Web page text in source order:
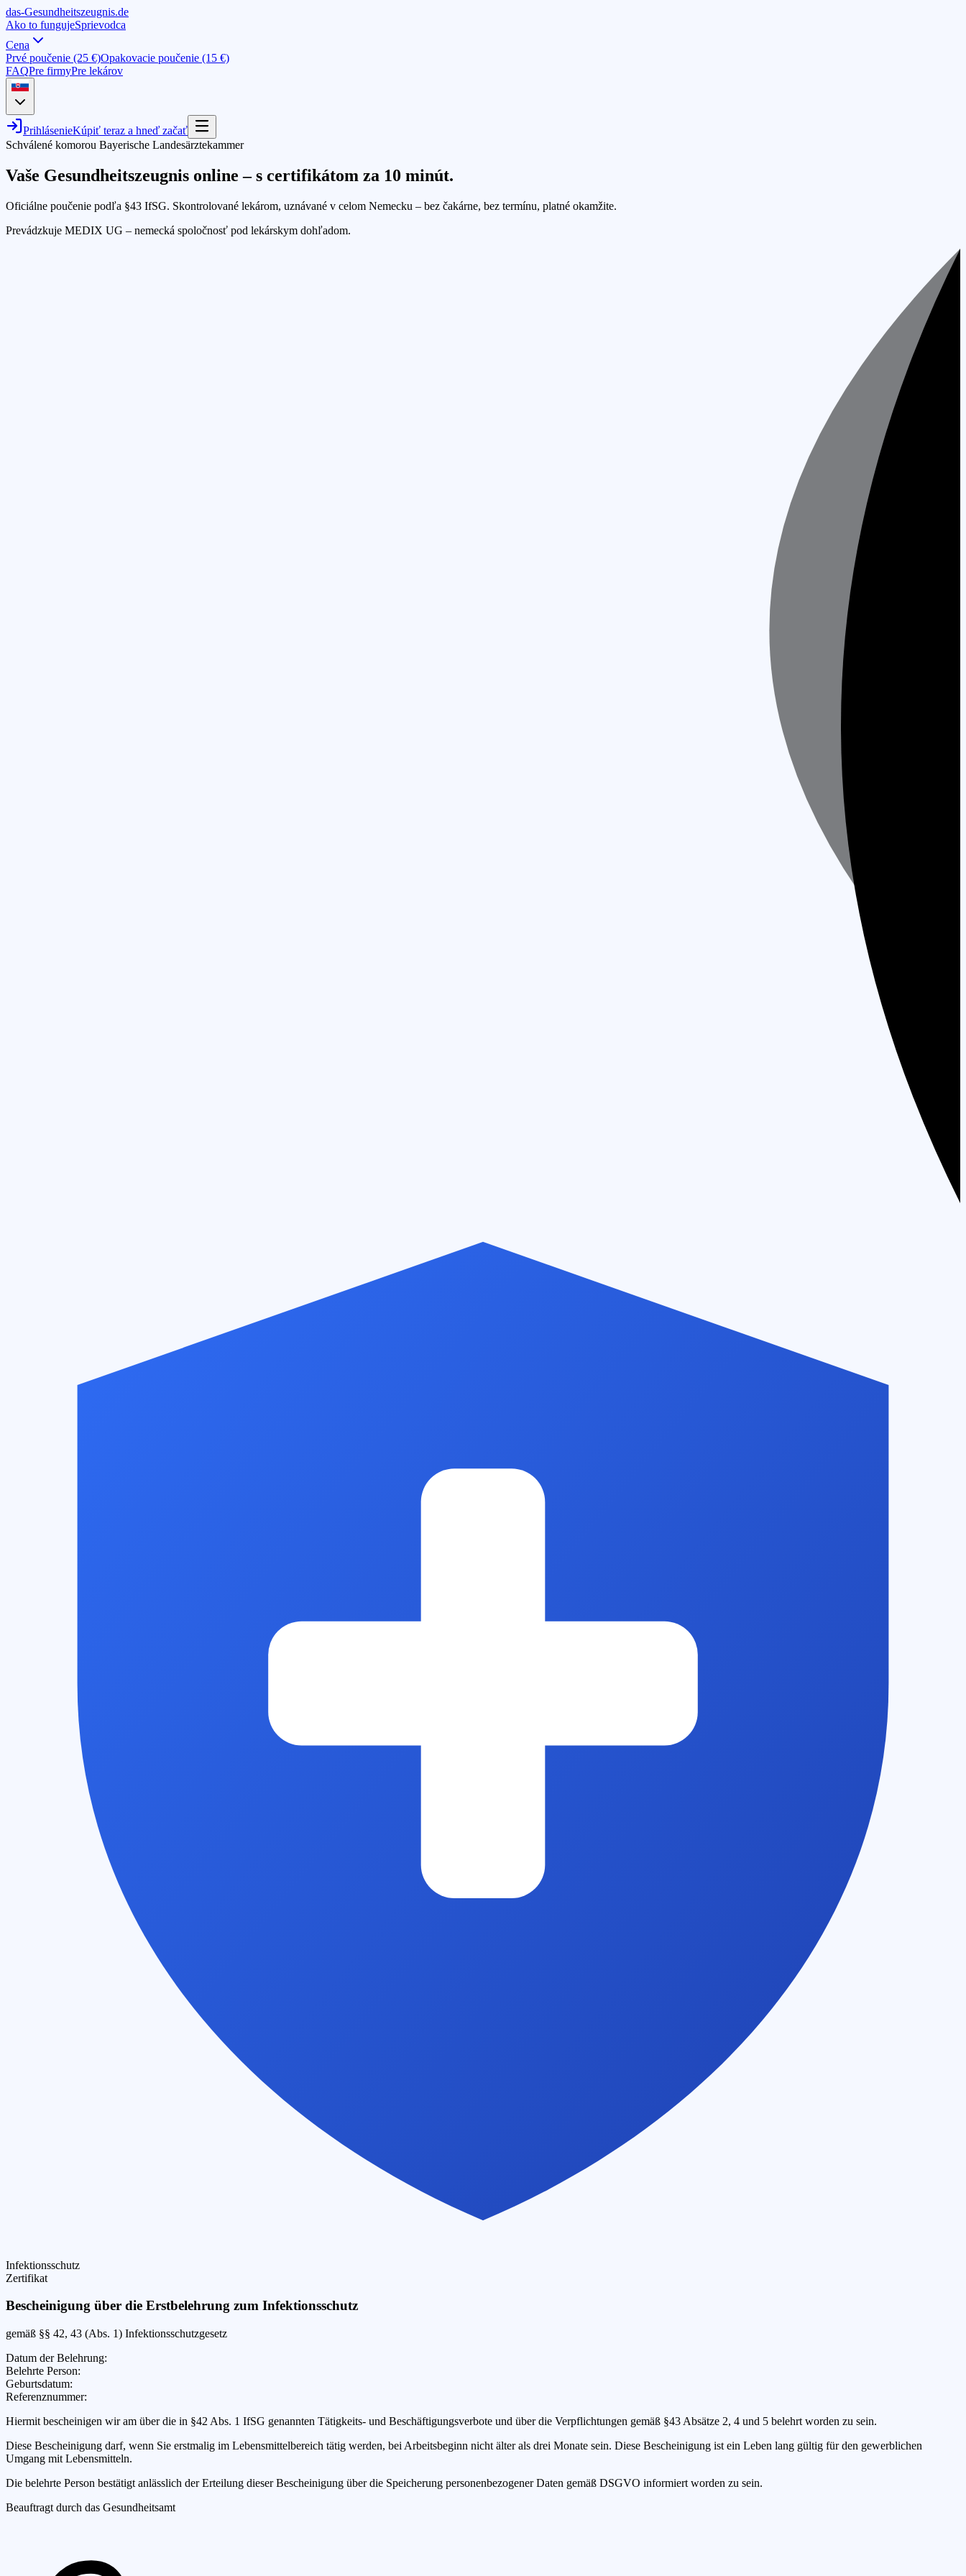
das-Gesundheitszeugnis.de
Ako to fungujeSprievodca
Cena
Prvé poučenie (25 €)Opakovacie poučenie (15 €)
FAQPre firmyPre lekárov
PrihlásenieKúpiť teraz a hneď začať
Schválené komorou Bayerische Landesärztekammer
Vaše Gesundheitszeugnis online – s certifikátom za 10 minút.
Oficiálne poučenie podľa §43 IfSG. Skontrolované lekárom, uznávané v celom Nemecku – bez čakárne, bez termínu, platné okamžite.
Prevádzkuje MEDIX UG – nemecká spoločnosť pod lekárskym dohľadom.
Infektionsschutz
Zertifikat
Bescheinigung über die Erstbelehrung zum Infektionsschutz
gemäß §§ 42, 43 (Abs. 1) Infektionsschutzgesetz
Datum der Belehrung:
Belehrte Person:
Geburtsdatum:
Referenznummer:
Hiermit bescheinigen wiram über die in §42 Abs. 1 IfSG genannten Tätigkeits- und Beschäftigungsverbote und über die Verpflichtungen gemäß §43 Absätze 2, 4 und 5 belehrt worden zu sein.
Diese Bescheinigung darf, wenn Sie erstmalig im Lebensmittelbereich tätig werden, bei Arbeitsbeginn nicht älter als drei Monate sein. Diese Bescheinigung ist ein Leben lang gültig für den gewerblichen
Umgang mit Lebensmitteln.
Die belehrte Person bestätigt anlässlich der Erteilung dieser Bescheinigung über die Speicherung personenbezogener Daten gemäß DSGVO informiert worden zu sein.
Beauftragt durch das Gesundheitsamt